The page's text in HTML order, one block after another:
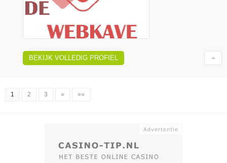
BEKIJK VOLLEDIG PROFIEL
1 2 3 » »»